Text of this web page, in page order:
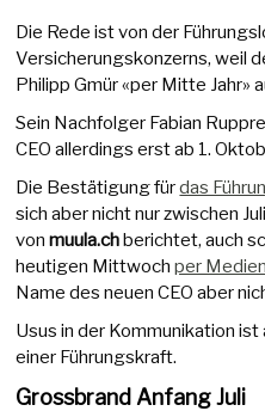
Die Rede ist von der
Versicherungskonzerns, weil
Philipp Gmür «per Mitte Jahr»
Sein Nachfolger Fabian
CEO allerdings erst ab 1.
Die Bestätigung fürdas
sich aber nicht nur zwischen
vonmuula.chberichtet, auch
heutigen Mittwochper
Name des neuen CEO aber
Usus in der Kommunikation
einer Führungskraft.
Grossbrand Anfang Juli